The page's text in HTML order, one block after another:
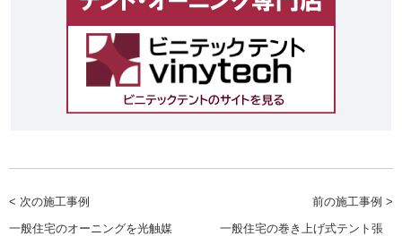
< 次の施工事例
一般住宅のオーニングを光触媒
前の施工事例 >
一般住宅の巻き上げ式テント張